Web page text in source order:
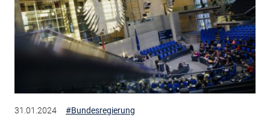
31.01.2024 #Bundesregierung